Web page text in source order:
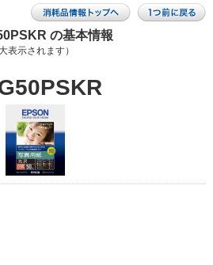
の基本情報
表示されます）